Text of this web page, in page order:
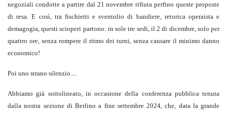
negoziali condotte a partire dal 21 novembre rifiuta perfino queste proposte
di resa. E così, tra fischietti e sventolio di bandiere, retorica operaista e
demagogia, questi scioperi partono: in sole tre sedi, il 2 di dicembre, solo per
quattro ore, senza rompere il ritmo dei turni, senza causare il minimo danno
economico!
Poi uno strano silenzio....
Abbiamo già sottolineato, in occasione della conferenza pubblica tenuta
dalla nostra sezione di Berlino a fine settembre 2024, che, data la grande